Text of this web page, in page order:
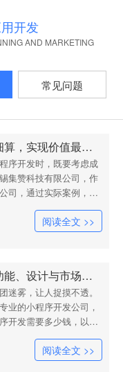
开发
AND MARKETING
常见问题
小程序开发费用：精打细算，实现价值最大化
序开发时，既要考虑成
集赞科技有限公司，作
司，通过实际案例，为
打造出高价值的小程
开发小程序拓展线上销
、在线购买、会员管理
阅读全文 >>
解密小程序开发价格：功能、设计与市场因素的交织
迷雾，让人捉摸不透。
业的小程序开发公司，
开发需要多少钱，以及
。一家本地生活服务平
服务展示、在线预约、
需要开发商家注册、审
阅读全文 >>